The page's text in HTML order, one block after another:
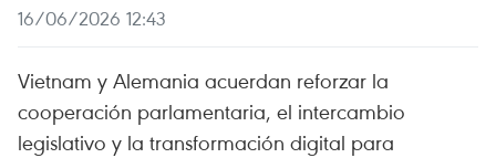
16/06/2026 12:43
Vietnam y Alemania acuerdan reforzar la
cooperación parlamentaria, el intercambio
legislativo y la transformación digital para